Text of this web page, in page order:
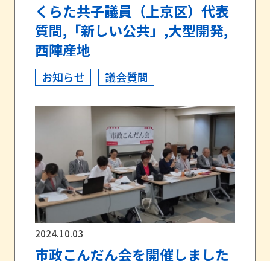
くらた共子議員（上京区）代表
質問,「新しい公共」,大型開発,
西陣産地
お知らせ 議会質問
2024.10.03
市政こんだん会を開催しました